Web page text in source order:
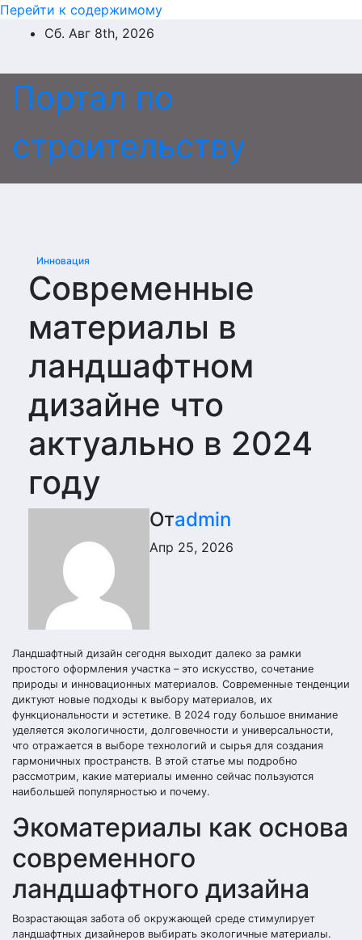
Перейти к содержимому
Сб. Авг 8th, 2026
Портал по
строительству
Инновация
Современные
материалы в
ландшафтном
дизайне что
актуально в 2024
году
Отadmin
Апр 25, 2026
Ландшафтный дизайн сегодня выходит далеко за рамки
простого оформления участка – это искусство, сочетание
природы и инновационных материалов. Современные тенденции
диктуют новые подходы к выбору материалов, их
функциональности и эстетике. В 2024 году большое внимание
уделяется экологичности, долговечности и универсальности,
что отражается в выборе технологий и сырья для создания
гармоничных пространств. В этой статье мы подробно
рассмотрим, какие материалы именно сейчас пользуются
наибольшей популярностью и почему.
Экоматериалы как основа
современного
ландшафтного дизайна
Возрастающая забота об окружающей среде стимулирует
ландшафтных дизайнеров выбирать экологичные материалы.